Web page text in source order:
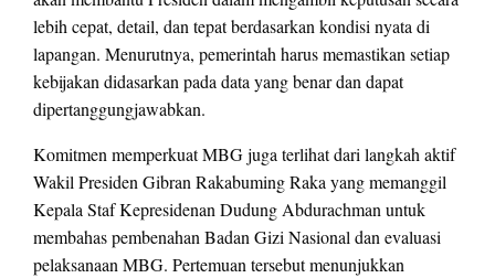
lebih cepat, detail, dan tepat berdasarkan kondisi nyata di
lapangan. Menurutnya, pemerintah harus memastikan setiap
kebijakan didasarkan pada data yang benar dan dapat
dipertanggungjawabkan.
Komitmen memperkuat MBG juga terlihat dari langkah aktif
Wakil Presiden Gibran Rakabuming Raka yang memanggil
Kepala Staf Kepresidenan Dudung Abdurachman untuk
membahas pembenahan Badan Gizi Nasional dan evaluasi
pelaksanaan MBG. Pertemuan tersebut menunjukkan